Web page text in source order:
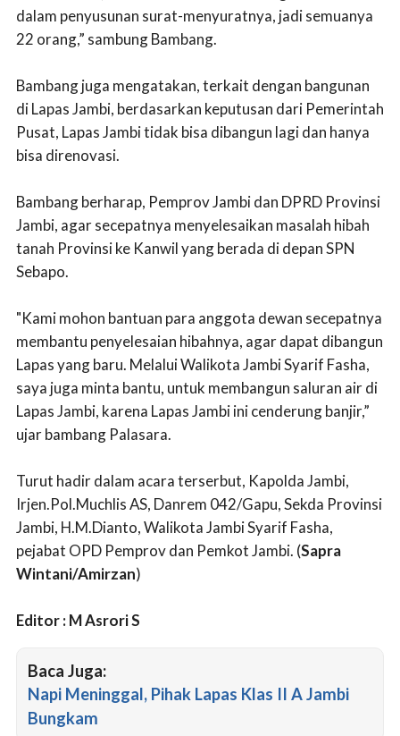
dalam penyusunan surat-menyuratnya, jadi semuanya
22 orang,” sambung Bambang.
Bambang juga mengatakan, terkait dengan bangunan
di Lapas Jambi, berdasarkan keputusan dari Pemerintah
Pusat, Lapas Jambi tidak bisa dibangun lagi dan hanya
bisa direnovasi.
Bambang berharap, Pemprov Jambi dan DPRD Provinsi
Jambi, agar secepatnya menyelesaikan masalah hibah
tanah Provinsi ke Kanwil yang berada di depan SPN
Sebapo.
"Kami mohon bantuan para anggota dewan secepatnya
membantu penyelesaian hibahnya, agar dapat dibangun
Lapas yang baru. Melalui Walikota Jambi Syarif Fasha,
saya juga minta bantu, untuk membangun saluran air di
Lapas Jambi, karena Lapas Jambi ini cenderung banjir,”
ujar bambang Palasara.
Turut hadir dalam acara terserbut, Kapolda Jambi,
Irjen.Pol.Muchlis AS, Danrem 042/Gapu, Sekda Provinsi
Jambi, H.M.Dianto, Walikota Jambi Syarif Fasha,
pejabat OPD Pemprov dan Pemkot Jambi. (Sapra
Wintani/Amirzan)
Editor : M Asrori S
Baca Juga:
Napi Meninggal, Pihak Lapas Klas II A Jambi
Bungkam